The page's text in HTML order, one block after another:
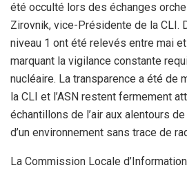
été occulté lors des échanges
Zirovnik, vice-Présidente de la CLI.
niveau 1 ont été relevés entre mai
marquant la vigilance constante
nucléaire. La transparence a été de
la CLI et l’ASN restent fermement
échantillons de l’air aux alentours
d’un environnement sans trace de
La Commission Locale